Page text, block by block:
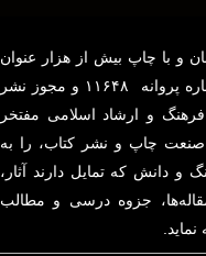
و با چاپ بیش از هزار عنوان
کتاب دارای مجوز رسمی نشر مکتوب به شماره پروانه ۱۱۶۴۸ و مجوز نشر
14576 از وزارت فرهنگ و ارشاد اسلامی مفتخر
چاپ و نشر کتاب، را به
و دانش که تمایل دارند آثار،
مقاله‌ها، جزوه درسی و مطالب